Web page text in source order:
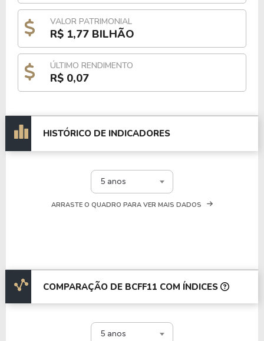
VALOR PATRIMONIAL
R$ 1,77 BILHÃO
ÚLTIMO RENDIMENTO
R$ 0,07
HISTÓRICO DE INDICADORES
5 anos
ARRASTE O QUADRO PARA VER MAIS DADOS
COMPARAÇÃO DE BCFF11 COM ÍNDICES
5 anos